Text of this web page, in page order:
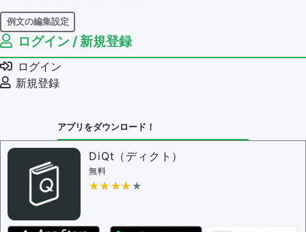
例文の編集設定
例文の編集権限を持つユーザー -
例文の削除を審査する
審査に対する投票権限を持つユーザー -
決定に必要な投票数 -
問題の編集権限を持つユーザー -すべてのユーザー
審査に対する投票権限を持つユーザー -
決定に必要な投票数 -
編集ガイドライン
ログイン / 新規登録
ログイン
新規登録
アプリをダウンロード！
DiQt（ディクト）
無料
★★★★★
★★★★★